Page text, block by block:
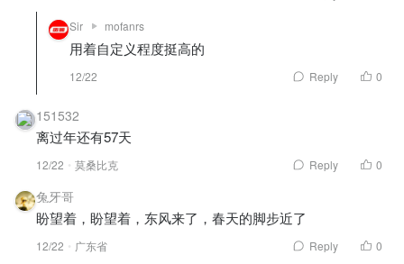
Sir mofanrs
用着自定义程度挺高的
12/22 Reply 0
151532
离过年还有57天
12/22 莫桑比克 Reply 0
兔牙哥
盼望着，盼望着，东风来了，春天的脚步近了
12/22 广东省 Reply 0